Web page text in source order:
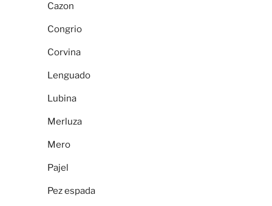
Cazon
Congrio
Corvina
Lenguado
Lubina
Merluza
Mero
Pajel
Pez espada